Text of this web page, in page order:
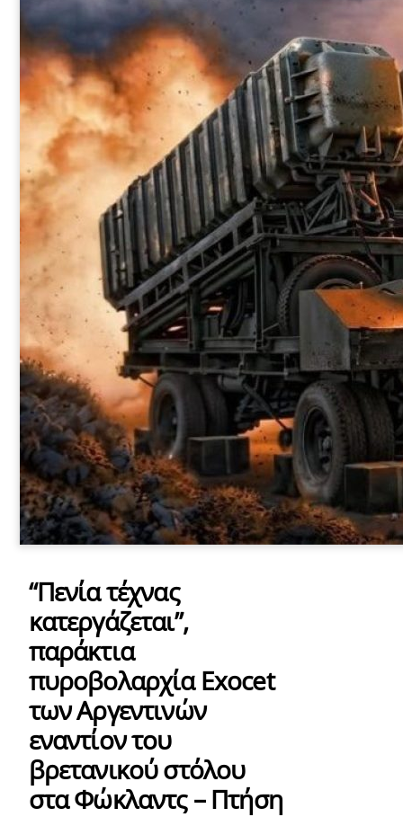
“Πενία τέχνας
κατεργάζεται”,
παράκτια
πυροβολαρχία Exocet
των Αργεντινών
εναντίον του
βρετανικού στόλου
στα Φώκλαντς – Πτήση